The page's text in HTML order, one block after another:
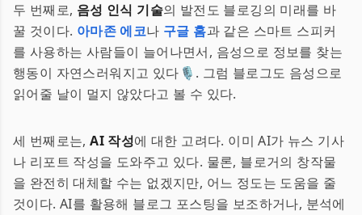
두 번째로, 음성 인식 기술의 발전도 블로깅의 미래를 바
꿀 것이다. 아마존 에코나 구글 홈과 같은 스마트 스피커
를 사용하는 사람들이 늘어나면서, 음성으로 정보를 찾는
행동이 자연스러워지고 있다🎙️. 그럼 블로그도 음성으로
읽어줄 날이 멀지 않았다고 볼 수 있다.
세 번째로는,AI 작성에 대한 고려다. 이미 AI가 뉴스 기사
나 리포트 작성을 도와주고 있다. 물론, 블로거의 창작물
을 완전히 대체할 수는 없겠지만, 어느 정도는 도움을 줄
것이다. AI를 활용해 블로그 포스팅을 보조하거나, 분석에